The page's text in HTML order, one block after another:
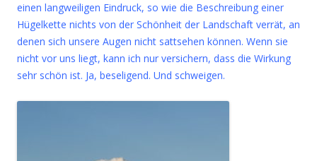
einen langweiligen Eindruck, so wie die Beschreibung einer
Hügelkette nichts von der Schönheit der Landschaft verrät, an
denen sich unsere Augen nicht sattsehen können. Wenn sie
nicht vor uns liegt, kann ich nur versichern, dass die Wirkung
sehr schön ist. Ja, beseligend. Und schweigen.